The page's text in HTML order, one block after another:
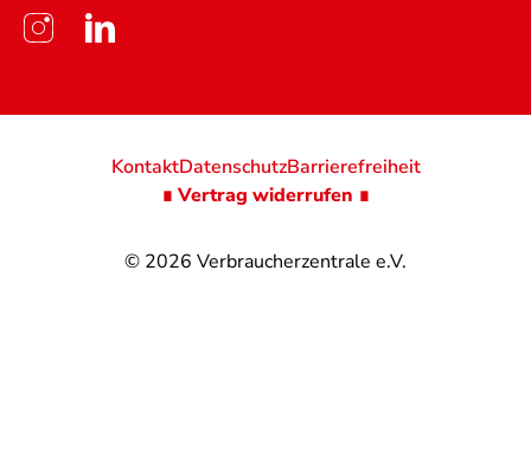
© 2026 Verbraucherzentrale e.V.
KontaktDatenschutzBarrierefreiheit
∎ Vertrag widerrufen ∎